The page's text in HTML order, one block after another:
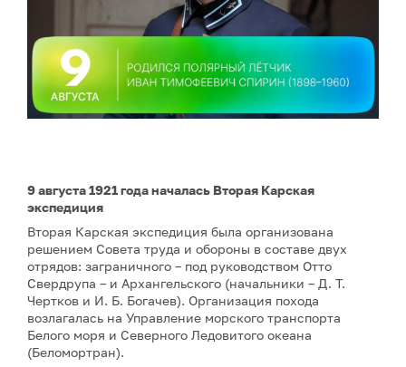
9 августа 1921 года началась Вторая Карская
экспедиция
Вторая Карская экспедиция была организована
решением Совета труда и обороны в составе двух
отрядов: заграничного – под руководством Отто
Свердрупа – и Архангельского (начальники – Д. Т.
Чертков и И. Б. Богачев). Организация похода
возлагалась на Управление морского транспорта
Белого моря и Северного Ледовитого океана
(Беломортран).